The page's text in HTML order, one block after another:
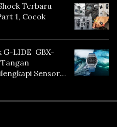
Terbaru
1, Cocok
G-LIDE GBX-
Sensor